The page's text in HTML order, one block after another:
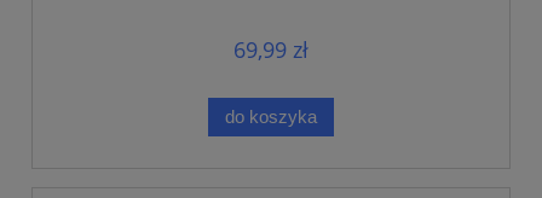
69,99 zł
do koszyka